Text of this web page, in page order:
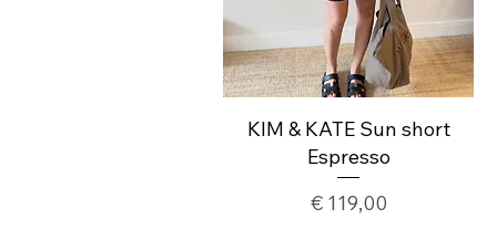
KIM & KATE Sun short
Espresso
Prijs
€ 119,00